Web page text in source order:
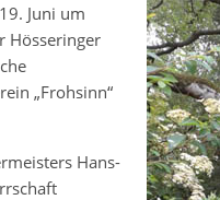
Juni um
Hösseringer
„Frohsinn“
Hans-